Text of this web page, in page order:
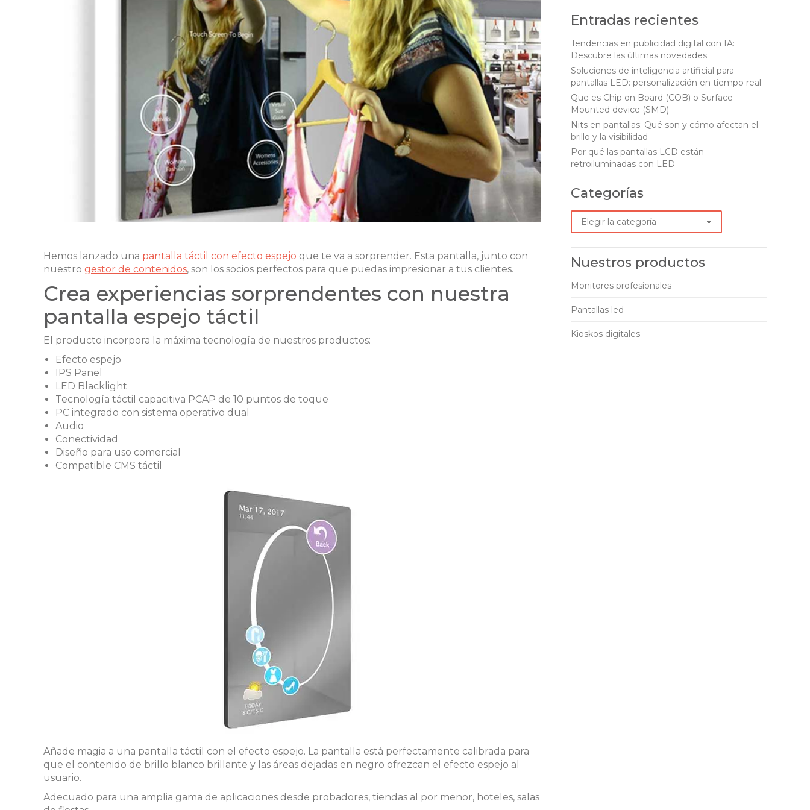
Hemos lanzado una pantalla táctil con efecto espejo que te va a sorprender. Esta pantalla, junto con
nuestro gestor de contenidos, son los socios perfectos para que puedas impresionar a tus clientes.
Crea experiencias sorprendentes con nuestra
pantalla espejo táctil
El producto incorpora la máxima tecnología de nuestros productos:
Efecto espejo
IPS Panel
LED Blacklight
Tecnología táctil capacitiva PCAP de 10 puntos de toque
PC integrado con sistema operativo dual
Audio
Conectividad
Diseño para uso comercial
Compatible CMS táctil
Añade magia a una pantalla táctil con el efecto espejo. La pantalla está perfectamente calibrada para
que el contenido de brillo blanco brillante y las áreas dejadas en negro ofrezcan el efecto espejo al
usuario.
Adecuado para una amplia gama de aplicaciones desde probadores, tiendas al por menor, hoteles, salas
opens
in
new
window
opens
in
new
window
opens
in
new
window
opens
in
new
window
Entradas recientes
Tendencias en publicidad digital con IA:
Descubre las últimas novedades
Soluciones de inteligencia artificial para
pantallas LED: personalización en tiempo real
Que es Chip on Board (COB) o Surface
Mounted device (SMD)
Nits en pantallas: Qué son y cómo afectan el
brillo y la visibilidad
Por qué las pantallas LCD están
retroiluminadas con LED
Categorías
Categorías
Nuestros productos
Monitores profesionales
Pantallas led
Kioskos digitales